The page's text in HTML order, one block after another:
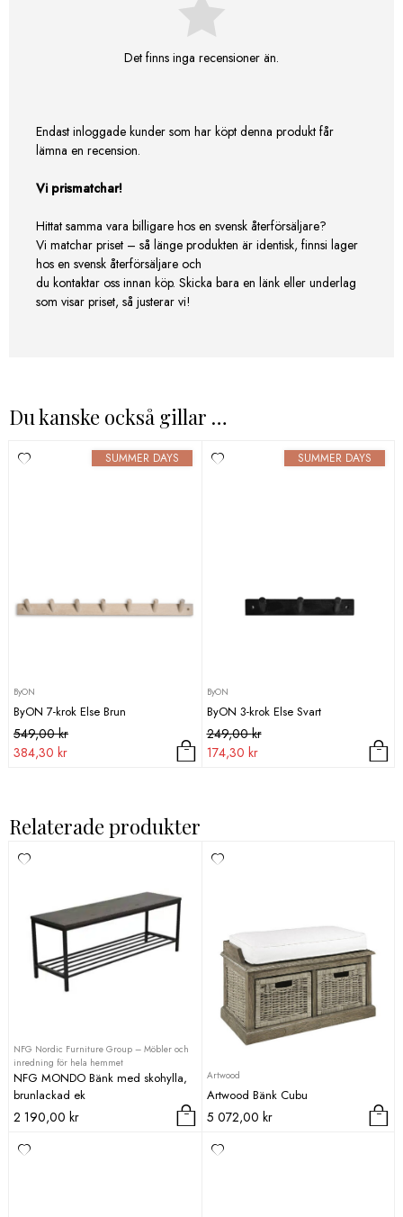
Det finns inga recensioner än.
Endast inloggade kunder som har köpt denna produkt får
lämna en recension.
Vi prismatchar!
Hittat samma vara billigare hos en svensk återförsäljare?
Vi matchar priset – så länge produkten är identisk, finnsi lager
hos en svensk återförsäljare och
du kontaktar oss innan köp. Skicka bara en länk eller underlag
som visar priset, så justerar vi!
Du kanske också gillar …
SUMMER DAYS
ByON
ByON 7-krok Else Brun
549,00kr
Det
ursprungliga
384,30 kr
Det
nuvarande
SUMMER DAYS
ByON
ByON 3-krok Else Svart
249,00kr
Det
ursprungliga
174,30 kr
Det
nuvarande
Relaterade produkter
NFG Nordic Furniture Group – Möbler och
inredning för hela hemmet
NFG MONDO Bänk med skohylla,
brunlackad ek
2 190,00 kr
Artwood
Artwood Bänk Cubu
5 072,00 kr